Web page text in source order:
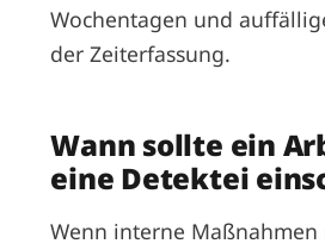
Wochentagen und
der Zeiterfassung.
Wann sollte ein
eine Detektei
Wenn interne Maßnahmen